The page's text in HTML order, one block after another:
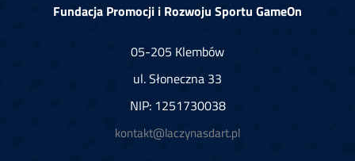
Fundacja Promocji i Rozwoju Sportu GameOn
05-205 Klembów
ul. Słoneczna 33
NIP: 1251730038
kontakt@laczynasdart.pl